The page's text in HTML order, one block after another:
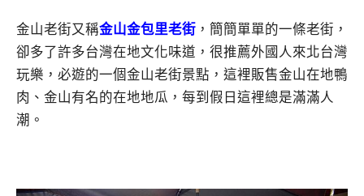
金山老街又稱金山金包里老街 ，簡簡單單的一條老街，
卻多了許多台灣在地文化味道，很推薦外國人來北台灣
玩樂，必遊的一個金山老街景點，這裡販售金山在地鴨
肉、金山有名的在地地瓜，每到假日這裡總是滿滿人
潮。